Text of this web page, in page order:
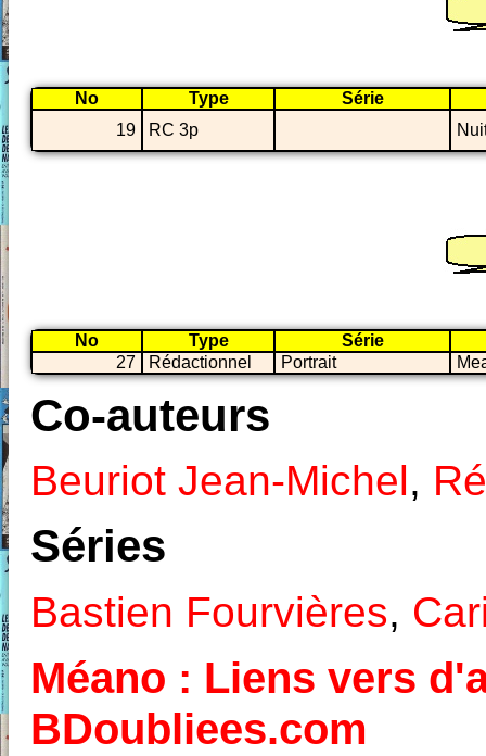
No Type
Série
19
RC 3p
No Type
Série
27
Rédactionnel Portrait
Co-auteurs
Beuriot Jean-Michel,
Séries
Bastien Fourvières,
Méano : Liens vers
BDoubliees.com